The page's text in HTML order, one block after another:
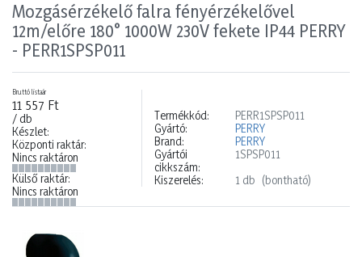
Mozgásérzékelő falra fényérzékelővel
12m/előre 180° 1000W 230V fekete IP44 PERRY
- PERR1SPSP011
Bruttó listaár
11 557 Ft
/ db
Készlet:
Központi raktár:
Nincs raktáron
Külső raktár:
Nincs raktáron
Termékkód:
PERR1SPSP011
Gyártó:
PERRY
Brand:
PERRY
Gyártói
cikkszám:
1SPSP011
Kiszerelés:
1 db (bontható)